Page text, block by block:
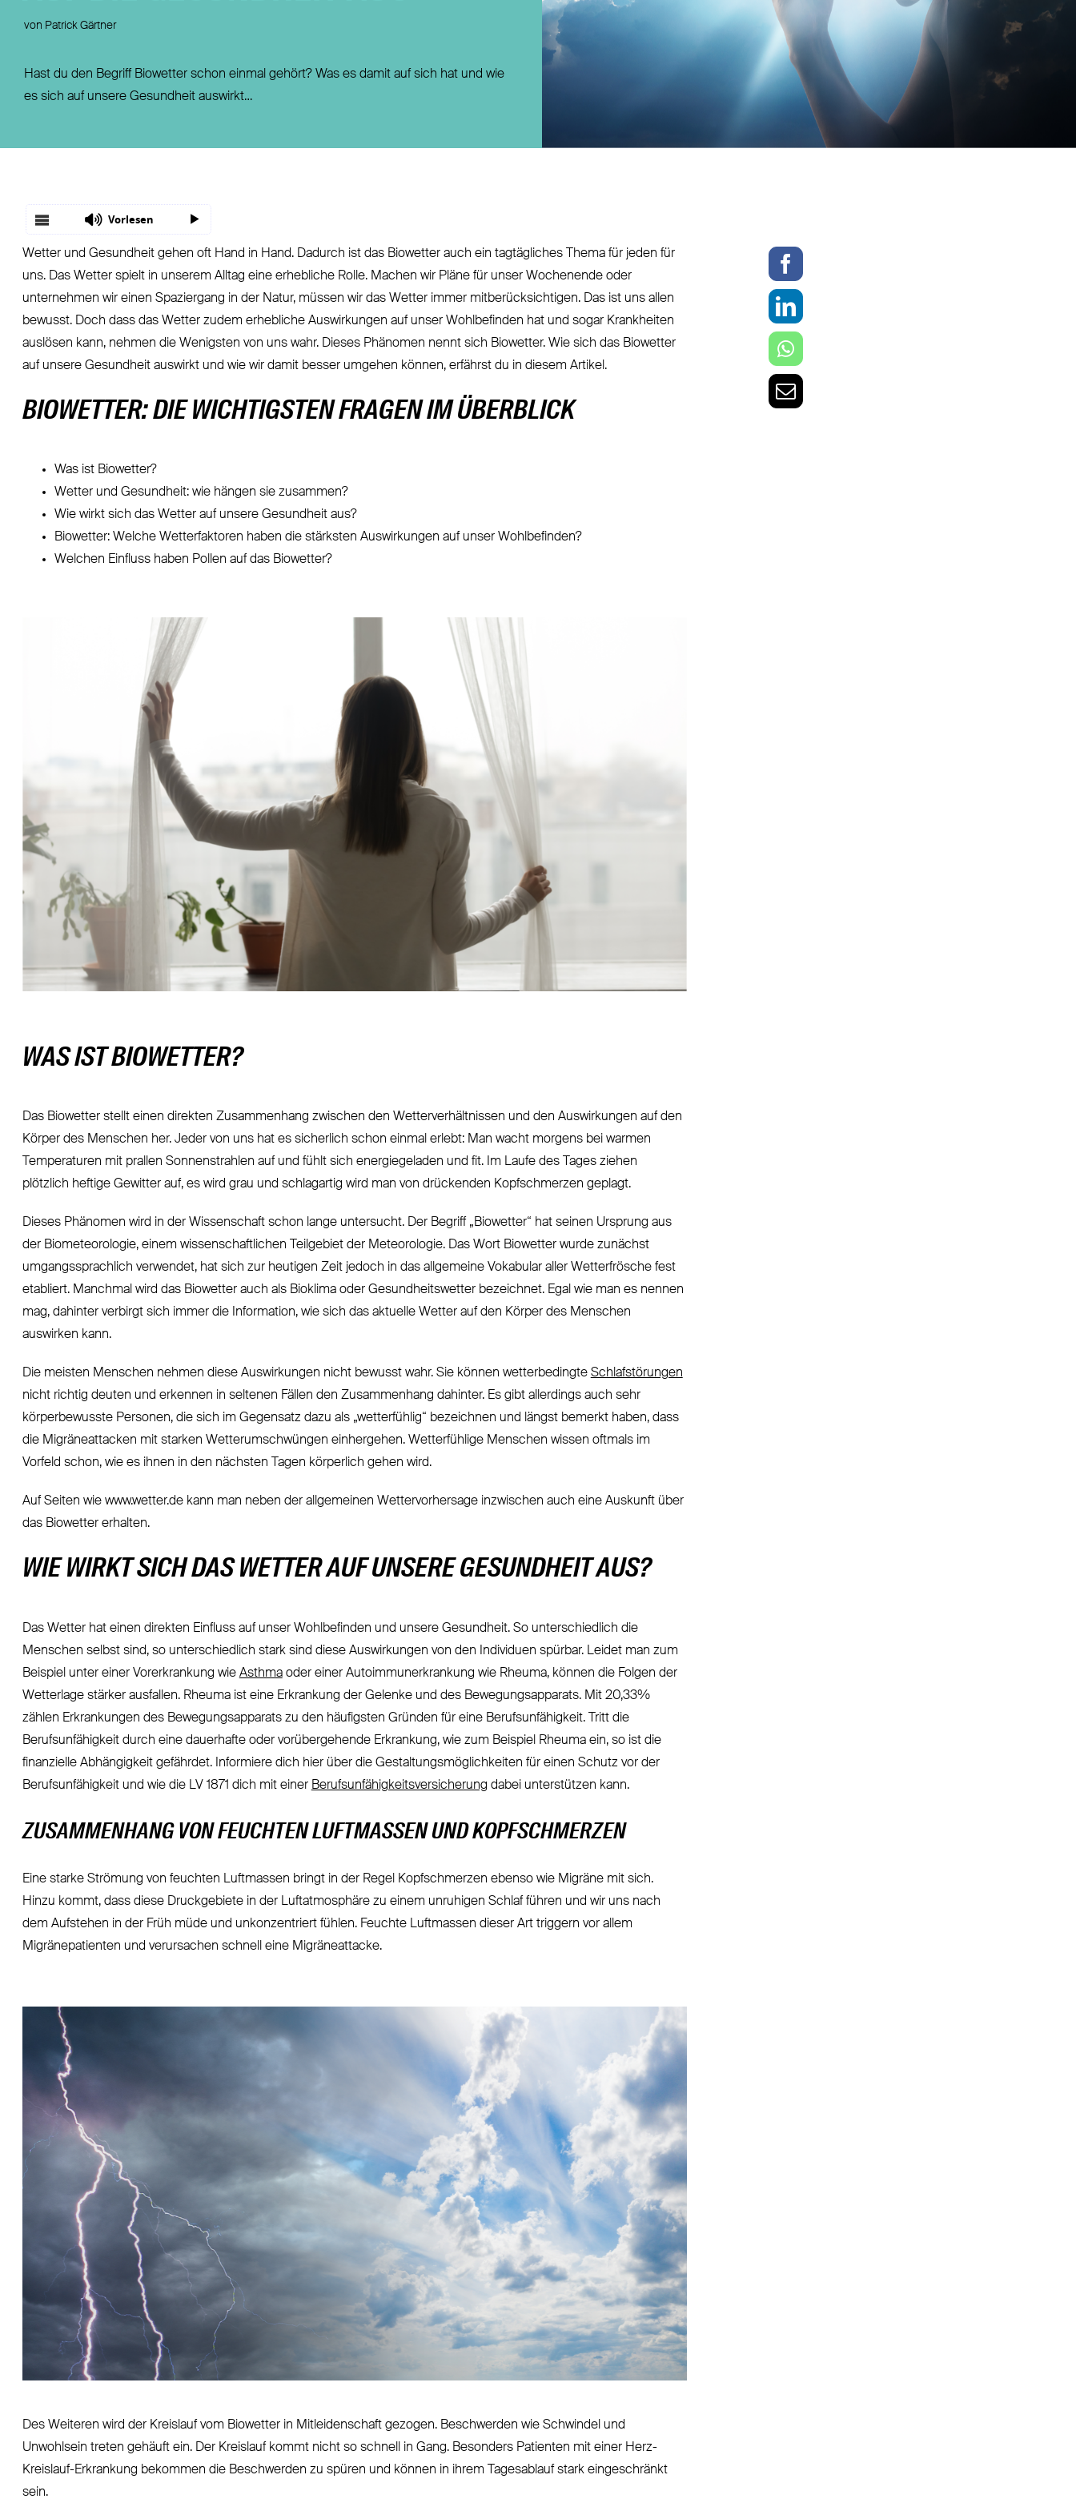
Basisrente / Rürup-Rente
Direktversicherung
Pensionszusage
Pensionsfonds
von Patrick Gärtner
Hast du den Begriff Biowetter schon einmal gehört? Was es damit auf sich hat und wie
es sich auf unsere Gesundheit auswirkt…
Vorlesen
Wetter und Gesundheit gehen oft Hand in Hand. Dadurch ist das Biowetter auch ein tagtägliches Thema für jeden für
uns. Das Wetter spielt in unserem Alltag eine erhebliche Rolle. Machen wir Pläne für unser Wochenende oder
unternehmen wir einen Spaziergang in der Natur, müssen wir das Wetter immer mitberücksichtigen. Das ist uns allen
bewusst. Doch dass das Wetter zudem erhebliche Auswirkungen auf unser Wohlbefinden hat und sogar Krankheiten
auslösen kann, nehmen die Wenigsten von uns wahr. Dieses Phänomen nennt sich Biowetter. Wie sich das Biowetter
auf unsere Gesundheit auswirkt und wie wir damit besser umgehen können, erfährst du in diesem Artikel.
BIOWETTER: DIE WICHTIGSTEN FRAGEN IM ÜBERBLICK
Was ist Biowetter?
Wetter und Gesundheit: wie hängen sie zusammen?
Wie wirkt sich das Wetter auf unsere Gesundheit aus?
Biowetter: Welche Wetterfaktoren haben die stärksten Auswirkungen auf unser Wohlbefinden?
Welchen Einfluss haben Pollen auf das Biowetter?
WAS IST BIOWETTER?
Das Biowetter stellt einen direkten Zusammenhang zwischen den Wetterverhältnissen und den Auswirkungen auf den
Körper des Menschen her. Jeder von uns hat es sicherlich schon einmal erlebt: Man wacht morgens bei warmen
Temperaturen mit prallen Sonnenstrahlen auf und fühlt sich energiegeladen und fit. Im Laufe des Tages ziehen
plötzlich heftige Gewitter auf, es wird grau und schlagartig wird man von drückenden Kopfschmerzen geplagt.
Dieses Phänomen wird in der Wissenschaft schon lange untersucht. Der Begriff „Biowetter“ hat seinen Ursprung aus
der Biometeorologie, einem wissenschaftlichen Teilgebiet der Meteorologie. Das Wort Biowetter wurde zunächst
umgangssprachlich verwendet, hat sich zur heutigen Zeit jedoch in das allgemeine Vokabular aller Wetterfrösche fest
etabliert. Manchmal wird das Biowetter auch als Bioklima oder Gesundheitswetter bezeichnet. Egal wie man es nennen
mag, dahinter verbirgt sich immer die Information, wie sich das aktuelle Wetter auf den Körper des Menschen
auswirken kann.
Die meisten Menschen nehmen diese Auswirkungen nicht bewusst wahr. Sie können wetterbedingte Schlafstörungen
nicht richtig deuten und erkennen in seltenen Fällen den Zusammenhang dahinter. Es gibt allerdings auch sehr
körperbewusste Personen, die sich im Gegensatz dazu als „wetterfühlig“ bezeichnen und längst bemerkt haben, dass
die Migräneattacken mit starken Wetterumschwüngen einhergehen. Wetterfühlige Menschen wissen oftmals im
Vorfeld schon, wie es ihnen in den nächsten Tagen körperlich gehen wird.
Auf Seiten wie www.wetter.de kann man neben der allgemeinen Wettervorhersage inzwischen auch eine Auskunft über
das Biowetter erhalten.
WIE WIRKT SICH DAS WETTER AUF UNSERE GESUNDHEIT AUS?
Das Wetter hat einen direkten Einfluss auf unser Wohlbefinden und unsere Gesundheit. So unterschiedlich die
Menschen selbst sind, so unterschiedlich stark sind diese Auswirkungen von den Individuen spürbar. Leidet man zum
Beispiel unter einer Vorerkrankung wie Asthmaoder einer Autoimmunerkrankung wie Rheuma, können die Folgen der
Wetterlage stärker ausfallen. Rheuma ist eine Erkrankung der Gelenke und des Bewegungsapparats. Mit 20,33%
zählen Erkrankungen des Bewegungsapparats zu den häufigsten Gründen für eine Berufsunfähigkeit. Tritt die
Berufsunfähigkeit durch eine dauerhafte oder vorübergehende Erkrankung, wie zum Beispiel Rheuma ein, so ist die
finanzielle Abhängigkeit gefährdet. Informiere dich hier über die Gestaltungsmöglichkeiten für einen Schutz vor der
Berufsunfähigkeit und wie die LV 1871 dich mit einer Berufsunfähigkeitsversicherung dabei unterstützen kann.
ZUSAMMENHANG VON FEUCHTEN LUFTMASSEN UND KOPFSCHMERZEN
Eine starke Strömung von feuchten Luftmassen bringt in der Regel Kopfschmerzen ebenso wie Migräne mit sich.
Hinzu kommt, dass diese Druckgebiete in der Luftatmosphäre zu einem unruhigen Schlaf führen und wir uns nach
dem Aufstehen in der Früh müde und unkonzentriert fühlen. Feuchte Luftmassen dieser Art triggern vor allem
Migränepatienten und verursachen schnell eine Migräneattacke.
Des Weiteren wird der Kreislauf vom Biowetter in Mitleidenschaft gezogen. Beschwerden wie Schwindel und
Unwohlsein treten gehäuft ein. Der Kreislauf kommt nicht so schnell in Gang. Besonders Patienten mit einer Herz-
Kreislauf-Erkrankung bekommen die Beschwerden zu spüren und können in ihrem Tagesablauf stark eingeschränkt
sein.